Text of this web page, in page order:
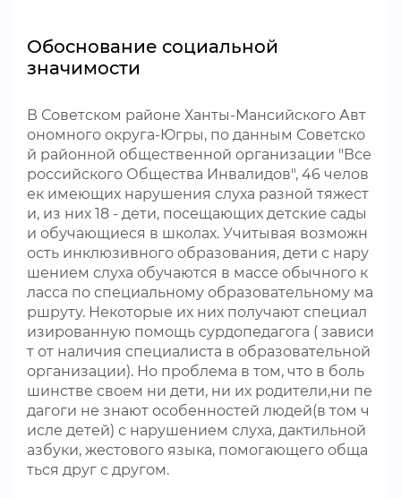
Обоснование социальной
значимости
В Советском районе Ханты-Мансийского Авт
ономного округа-Югры, по данным Советско
й районной общественной организации "Все
российского Общества Инвалидов", 46 челов
ек имеющих нарушения слуха разной тяжест
и, из них 18 - дети, посещающих детские сады
и обучающиеся в школах. Учитывая возможн
ость инклюзивного образования, дети с нару
шением слуха обучаются в массе обычного к
ласса по специальному образовательному ма
ршруту. Некоторые их них получают специал
изированную помощь сурдопедагога ( зависи
т от наличия специалиста в образовательной
организации). Но проблема в том, что в боль
шинстве своем ни дети, ни их родители,ни пе
дагоги не знают особенностей людей(в том ч
исле детей) с нарушением слуха, дактильной
азбуки, жестового языка, помогающего обща
ться друг с другом.